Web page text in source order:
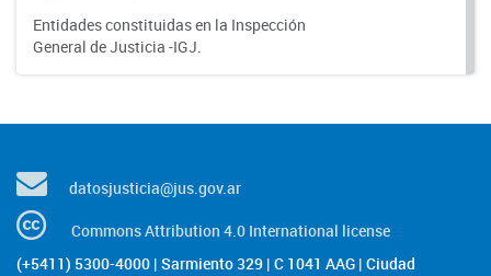
Entidades constituidas en la Inspección
General de Justicia -IGJ.
datosjusticia@jus.gov.ar
Commons Attribution 4.0 International license
(+5411) 5300-4000 | Sarmiento 329 | C 1041 AAG | Ciudad